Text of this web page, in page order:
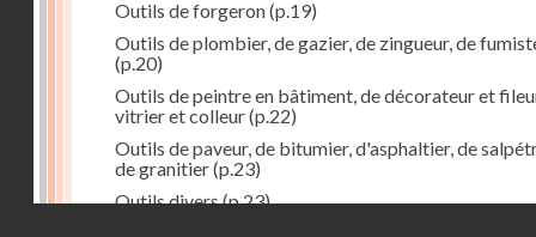
Outils de forgeron(p.19)
Outils de plombier, de gazier, de zingueur, de
(p.20)
Outils de peintre en bâtiment, de décorateur et
vitrier et colleur(p.22)
Outils de paveur, de bitumier, d'asphaltier, de
de granitier(p.23)
Outils divers(p.23)